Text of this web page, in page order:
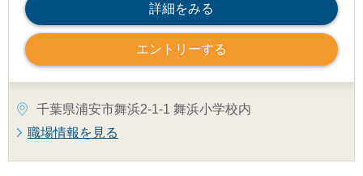
詳細をみる
エントリーする
千葉県浦安市舞浜2-1-1 舞浜小学校内
職場情報を見る